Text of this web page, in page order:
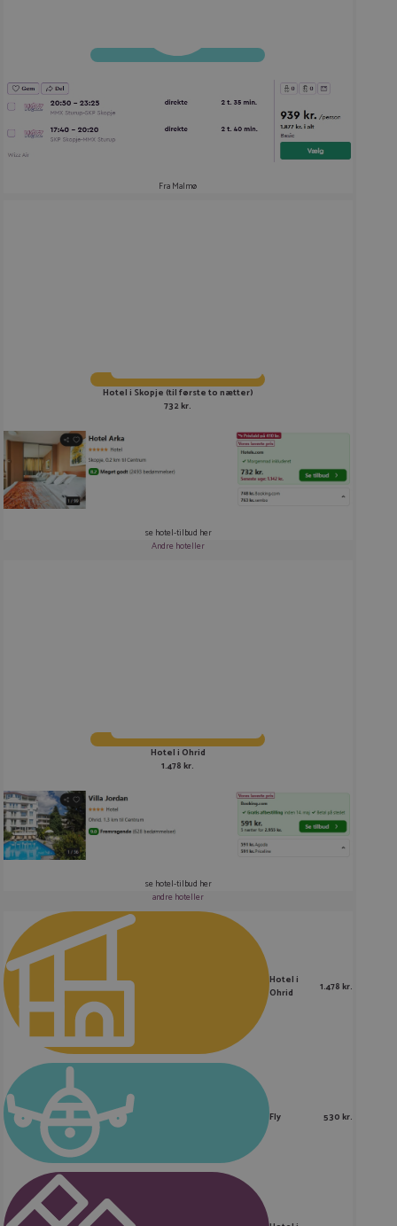
Fra Malmø
Hotel i Skopje (til første to nætter)
732 kr.
se hotel-tilbud her
Andre hoteller
Hotel i Ohrid
1.478 kr.
se hotel-tilbud her
andre hoteller
Hotel i
Ohrid
1.478 kr.
Fly 530 kr.